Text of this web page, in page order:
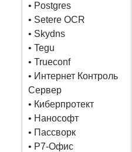
• Postgres
• Setere OCR
• Skydns
• Tegu
• Trueconf
• Интернет Контроль
Сервер
• Киберпротект
• Нанософт
• Пассворк
• Р7-Офис